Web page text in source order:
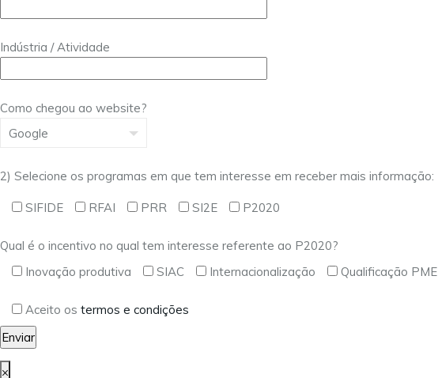
Indústria / Atividade
Como chegou ao website?
2) Selecione os programas em que tem interesse em receber mais informação:
SIFIDE RFAI PRR SI2E P2020
Qual é o incentivo no qual tem interesse referente ao P2020?
Inovação produtiva
SIAC Internacionalização Qualificação PME
Aceito os termos e condições
×